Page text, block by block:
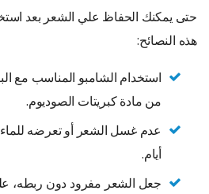
حتى يمكنك الحفاظ علي الشعر بعد
هذه النصائح:
استخدام الشامبو المناسب مع
من مادة كبريتات الصوديوم.
عدم غسل الشعر أو تعرضه للماء
أيام.
جعل الشعر مفرود دون ربطه،